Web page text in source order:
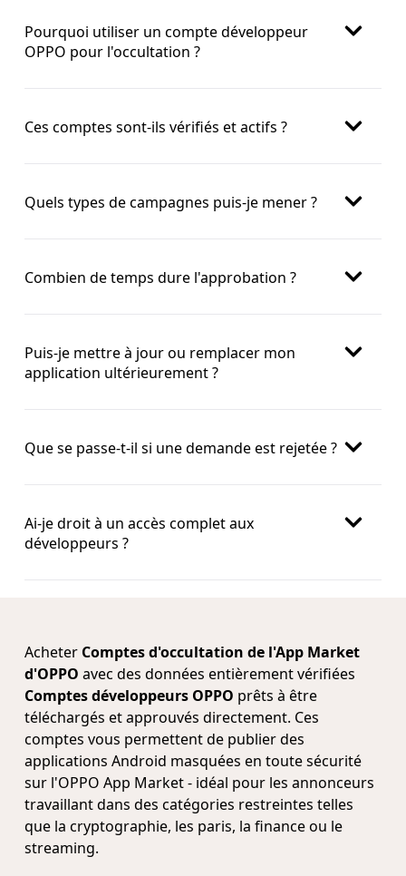
Pourquoi utiliser un compte développeur
OPPO pour l'occultation ?
Ces comptes sont-ils vérifiés et actifs ?
Quels types de campagnes puis-je mener ?
Combien de temps dure l'approbation ?
Puis-je mettre à jour ou remplacer mon
application ultérieurement ?
Que se passe-t-il si une demande est rejetée ?
Ai-je droit à un accès complet aux
développeurs ?
Acheter Comptes d'occultation de l'App Market
d'OPPO avec des données entièrement vérifiées
Comptes développeurs OPPO prêts à être
téléchargés et approuvés directement. Ces
comptes vous permettent de publier des
applications Android masquées en toute sécurité
sur l'OPPO App Market - idéal pour les annonceurs
travaillant dans des catégories restreintes telles
que la cryptographie, les paris, la finance ou le
streaming.